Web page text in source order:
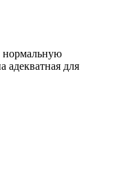
нормальную
адекватная для